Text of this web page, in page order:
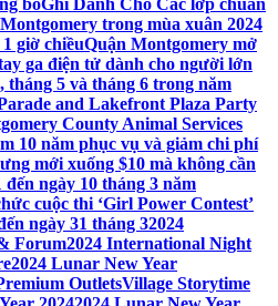
bốGhi Danh Cho Các lớp chuẩn
trong mùa xuân 2024
giờ chiềuQuận Montgomery mở
ga điện tử dành cho người lớn
tháng 5 và tháng 6 trong năm
and Lakefront Plaza Party
County Animal Services
10 năm phục vụ và giảm chi phí
mới xuống $10 mà không cần
ngày 10 tháng 3 năm
cuộc thi ‘Girl Power Contest’
ngày 31 tháng 32024
Forum2024 International Night
2024 Lunar New Year
OutletsVillage Storytime